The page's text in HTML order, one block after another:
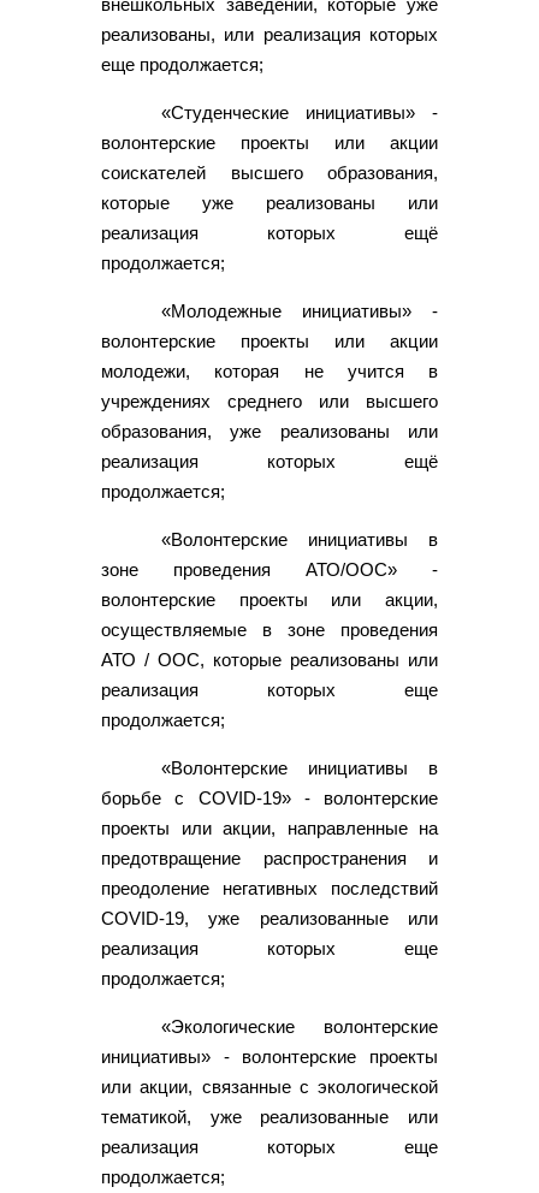
реализованы, или реализация которых
еще продолжается;
«Студенческие инициативы» -
волонтерские проекты или акции
соискателей высшего образования,
которые уже реализованы или
реализация которых ещё
продолжается;
«Молодежные инициативы» -
волонтерские проекты или акции
молодежи, которая не учится в
учреждениях среднего или высшего
образования, уже реализованы или
реализация которых ещё
продолжается;
«Волонтерские инициативы в
зоне проведения АТО/ООС» -
волонтерские проекты или акции,
осуществляемые в зоне проведения
АТО / ООС, которые реализованы или
реализация которых еще
продолжается;
«Волонтерские инициативы в
борьбе с COVID-19» - волонтерские
проекты или акции, направленные на
предотвращение распространения и
преодоление негативных последствий
COVID-19, уже реализованные или
реализация которых еще
продолжается;
«Экологические волонтерские
инициативы» - волонтерские проекты
или акции, связанные с экологической
тематикой, уже реализованные или
реализация которых еще
продолжается;